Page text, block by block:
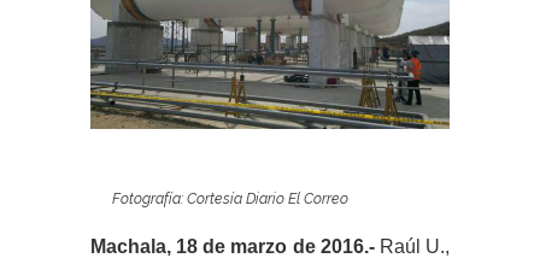
Fotografía: Cortesía Diario El Correo
Machala, 18 de marzo de 2016.- Raúl U.,